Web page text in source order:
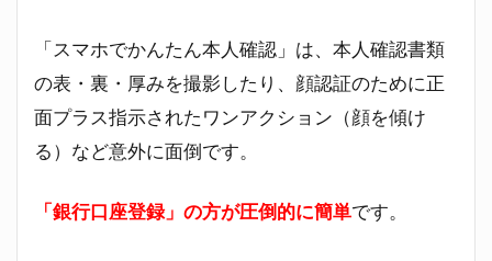
「スマホでかんたん本人確認」は、本人確認書類
の表・裏・厚みを撮影したり、顔認証のために正
面プラス指示されたワンアクション（顔を傾け
る）など意外に面倒です。
「銀行口座登録」の方が圧倒的に簡単です。